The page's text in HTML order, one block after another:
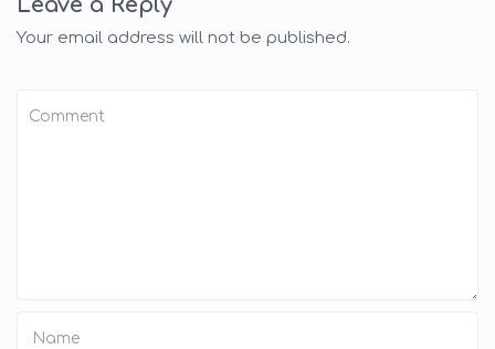
Your email address will not be published.